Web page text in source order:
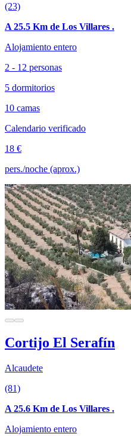
(23)
A 25.5 Km de Los Villares .
Alojamiento entero
2 - 12 personas
5 dormitorios
10 camas
Calendario verificado
18 €
pers./noche (aprox.)
Cortijo El Serafín
Alcaudete
(81)
A 25.6 Km de Los Villares .
Alojamiento entero